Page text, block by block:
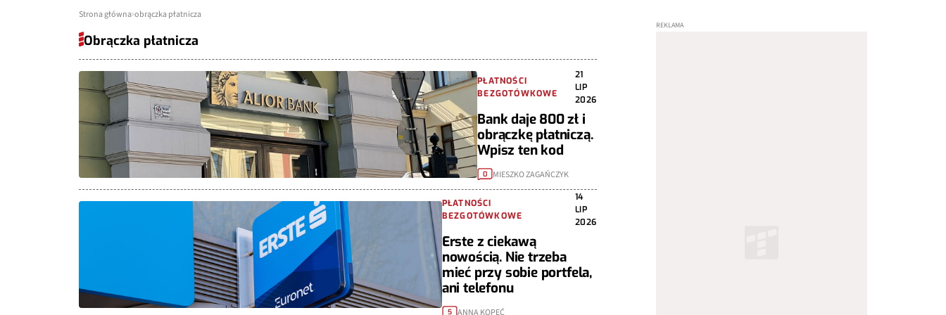
Strona główna obrączka płatnicza
Obrączka płatnicza
PŁATNOŚCI
BEZGOTÓWKOWE
21
LIP
2026
Bank daje 800 zł i
obrączkę płatniczą.
Wpisz ten kod
0 MIESZKO ZAGAŃCZYK
PŁATNOŚCI
BEZGOTÓWKOWE
14
LIP
2026
Erste z ciekawą
nowością. Nie trzeba
mieć przy sobie portfela,
ani telefonu
5 ANNA KOPEĆ